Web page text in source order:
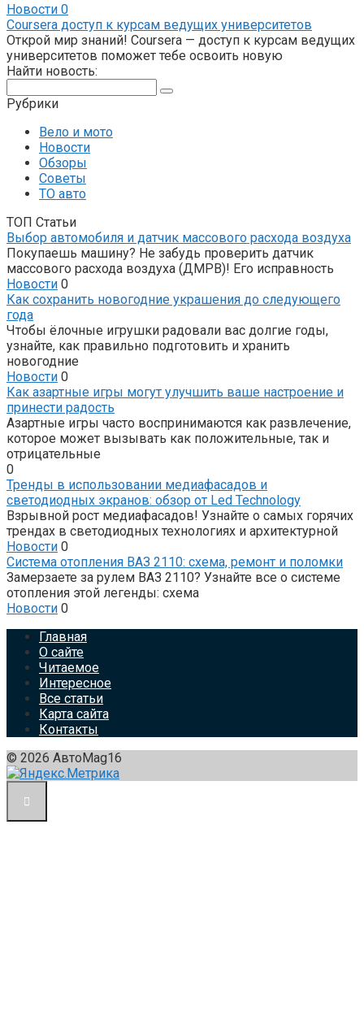
Новости 0
Coursera доступ к курсам ведущих университетов
Открой мир знаний! Coursera — доступ к курсам ведущих
университетов поможет тебе освоить новую
Найти новость:
Рубрики
Вело и мото
Новости
Обзоры
Советы
ТО авто
ТОП Статьи
Выбор автомобиля и датчик массового расхода воздуха
Покупаешь машину? Не забудь проверить датчик
массового расхода воздуха (ДМРВ)! Его исправность
Новости 0
Как сохранить новогодние украшения до следующего
года
Чтобы ёлочные игрушки радовали вас долгие годы,
узнайте, как правильно подготовить и хранить
новогодние
Новости 0
Как азартные игры могут улучшить ваше настроение и
принести радость
Азартные игры часто воспринимаются как развлечение,
которое может вызывать как положительные, так и
отрицательные
0
Тренды в использовании медиафасадов и
светодиодных экранов: обзор от Led Technology
Взрывной рост медиафасадов! Узнайте о самых горячих
трендах в светодиодных технологиях и архитектурной
Новости 0
Система отопления ВАЗ 2110: схема, ремонт и поломки
Замерзаете за рулем ВАЗ 2110? Узнайте все о системе
отопления этой легенды: схема
Новости 0
Главная
О сайте
Читаемое
Интересное
Все статьи
Карта сайта
Контакты
© 2026 АвтоMag16